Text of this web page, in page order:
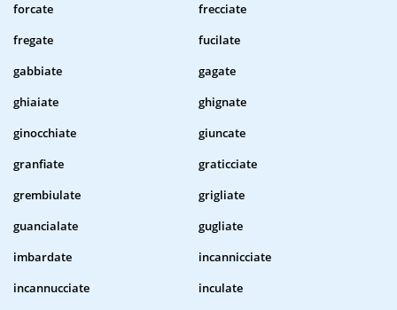
forcate
frecciate
fregate
fucilate
gabbiate
gagate
ghiaiate
ghignate
ginocchiate
giuncate
granfiate
graticciate
grembiulate
grigliate
guancialate
gugliate
imbardate
incannicciate
incannucciate
inculate